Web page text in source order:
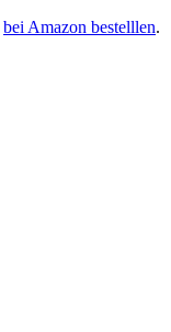
bei Amazon bestelllen.